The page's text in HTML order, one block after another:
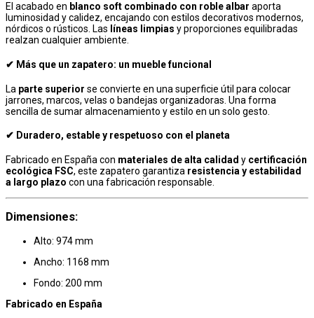
El acabado en blanco soft combinado con roble albar aporta
luminosidad y calidez, encajando con estilos decorativos modernos,
nórdicos o rústicos. Las líneas limpias y proporciones equilibradas
realzan cualquier ambiente.
✔ Más que un zapatero: un mueble funcional
La parte superior se convierte en una superficie útil para colocar
jarrones, marcos, velas o bandejas organizadoras. Una forma
sencilla de sumar almacenamiento y estilo en un solo gesto.
✔ Duradero, estable y respetuoso con el planeta
Fabricado en España con materiales de alta calidad y certificación
ecológica FSC, este zapatero garantiza resistencia y estabilidad
a largo plazo con una fabricación responsable.
Dimensiones:
Alto: 974 mm
Ancho: 1168 mm
Fondo: 200 mm
Fabricado en España